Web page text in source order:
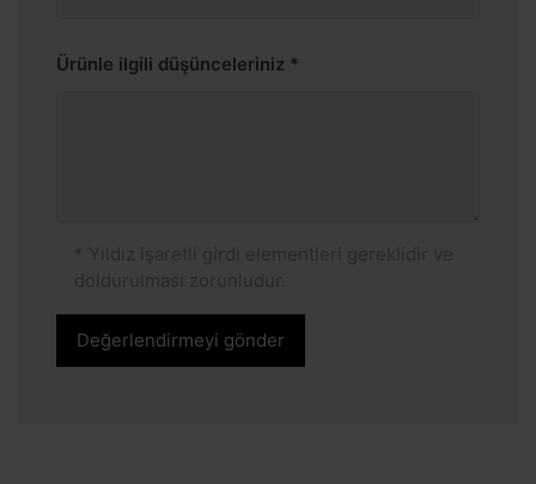
Ürünle ilgili düşünceleriniz
* Yıldız işaretli girdi elementleri gereklidir ve
doldurulması zorunludur.
Değerlendirmeyi gönder